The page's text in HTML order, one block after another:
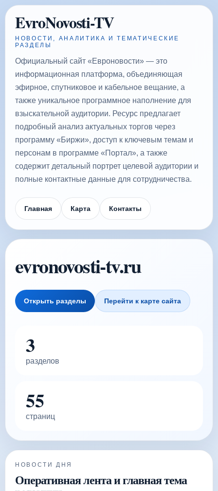
EvroNovosti-TV
НОВОСТИ, АНАЛИТИКА И ТЕМАТИЧЕСКИЕ
РАЗДЕЛЫ
Официальный сайт «Евроновости» — это
информационная платформа, объединяющая
эфирное, спутниковое и кабельное вещание, а
также уникальное программное наполнение для
взыскательной аудитории. Ресурс предлагает
подробный анализ актуальных торгов через
программу «Биржи», доступ к ключевым темам и
персонам в программе «Портал», а также
содержит детальный портрет целевой аудитории и
полные контактные данные для сотрудничества.
Главная Карта Контакты
evronovosti-tv.ru
Открыть разделы Перейти к карте сайта
3
разделов
55
страниц
НОВОСТИ ДНЯ
Оперативная лента и главная тема